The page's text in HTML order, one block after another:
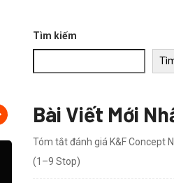
Tìm kiếm
Bài Viết Mới
Tóm tắt đánh giá K&F Concept
(1–9 Stop)